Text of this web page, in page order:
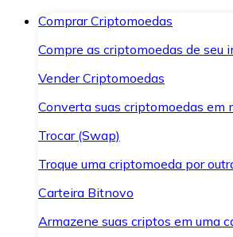
Comprar Criptomoedas
Compre as criptomoedas de seu
Vender Criptomoedas
Converta suas criptomoedas em
Trocar (Swap)
Troque uma criptomoeda por
Carteira Bitnovo
Armazene suas criptos em uma